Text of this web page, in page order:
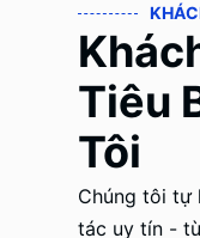
Tiêu
Tôi
Chúng tôi tự
tác uy tín -